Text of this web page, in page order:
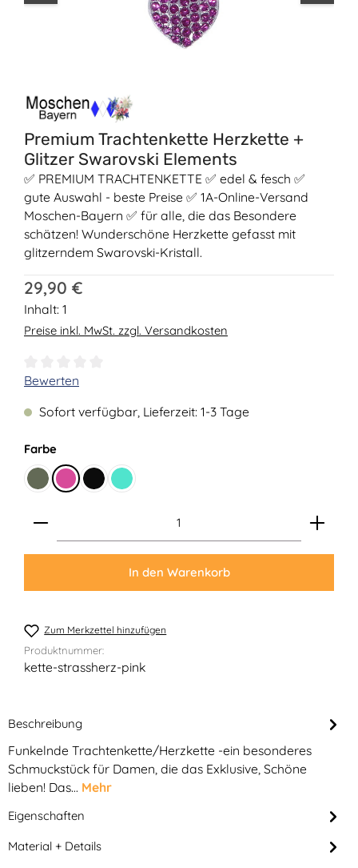
Premium Trachtenkette Herzkette +
Glitzer Swarovski Elements
✅ PREMIUM TRACHTENKETTE ✅ edel & fesch ✅
gute Auswahl - beste Preise ✅ 1A-Online-Versand
Moschen-Bayern ✅ für alle, die das Besondere
schätzen! Wunderschöne Herzkette gefasst mit
glitzerndem Swarovski-Kristall.
Regulärer Preis:
29,90 €
Inhalt: 1
Preise inkl. MwSt. zzgl. Versandkosten
Durchschnittliche Bewertung von 0 von 5 Sternen
Bewerten
Sofort verfügbar, Lieferzeit: 1-3 Tage
Farbeauswählen
Oliv Pink Schwarz
Türkis
Produkt Anzahl: Gib den gewünschten Wert ein
In den Warenkorb
Zum Merkzettel hinzufügen
Produktnummer:
kette-strassherz-pink
Beschreibung
Funkelnde Trachtenkette/Herzkette -ein besonderes
Schmuckstück für Damen, die das Exklusive, Schöne
lieben! Das… Mehr
Eigenschaften
Material + Details